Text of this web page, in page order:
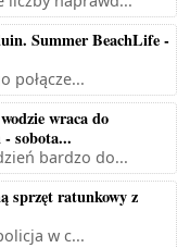
Summer BeachLife -
połącze...
wraca do
sobota...
bardzo do...
sprzęt ratunkowy z
w c...